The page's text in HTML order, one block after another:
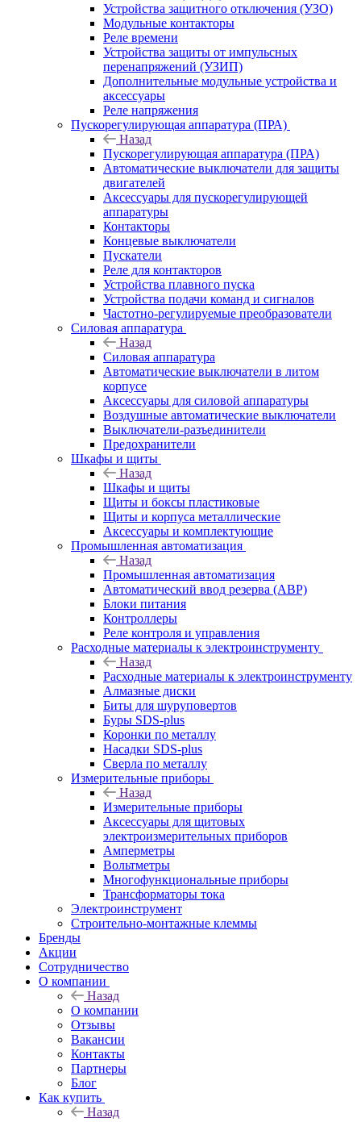
Устройства защитного отключения (УЗО)
Модульные контакторы
Реле времени
Устройства защиты от импульсных
перенапряжений (УЗИП)
Дополнительные модульные устройства и
аксессуары
Реле напряжения
Пускорегулирующая аппаратура (ПРА)
Назад
Пускорегулирующая аппаратура (ПРА)
Автоматические выключатели для защиты
двигателей
Аксессуары для пускорегулирующей
аппаратуры
Контакторы
Концевые выключатели
Пускатели
Реле для контакторов
Устройства плавного пуска
Устройства подачи команд и сигналов
Частотно-регулируемые преобразователи
Силовая аппаратура
Назад
Силовая аппаратура
Автоматические выключатели в литом
корпусе
Аксессуары для силовой аппаратуры
Воздушные автоматические выключатели
Выключатели-разъединители
Предохранители
Шкафы и щиты
Назад
Шкафы и щиты
Щиты и боксы пластиковые
Щиты и корпуса металлические
Аксессуары и комплектующие
Промышленная автоматизация
Назад
Промышленная автоматизация
Автоматический ввод резерва (АВР)
Блоки питания
Контроллеры
Реле контроля и управления
Расходные материалы к электроинструменту
Назад
Расходные материалы к электроинструменту
Алмазные диски
Биты для шуруповертов
Буры SDS-plus
Коронки по металлу
Насадки SDS-plus
Сверла по металлу
Измерительные приборы
Назад
Измерительные приборы
Аксессуары для щитовых
электроизмерительных приборов
Амперметры
Вольтметры
Многофункциональные приборы
Трансформаторы тока
Электроинструмент
Строительно-монтажные клеммы
Бренды
Акции
Сотрудничество
О компании
Назад
О компании
Отзывы
Вакансии
Контакты
Партнеры
Блог
Как купить
Назад